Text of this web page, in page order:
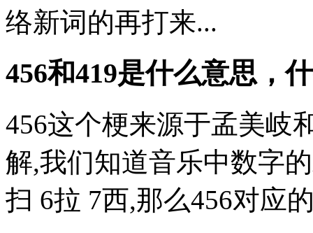
络新词的再打来...
456和419是什么意思，
456这个梗来源于孟美岐
解,我们知道音乐中数字
扫 6拉 7西,那么456对应